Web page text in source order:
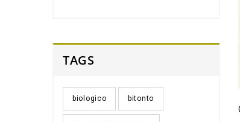
TAGS
biologico bitonto